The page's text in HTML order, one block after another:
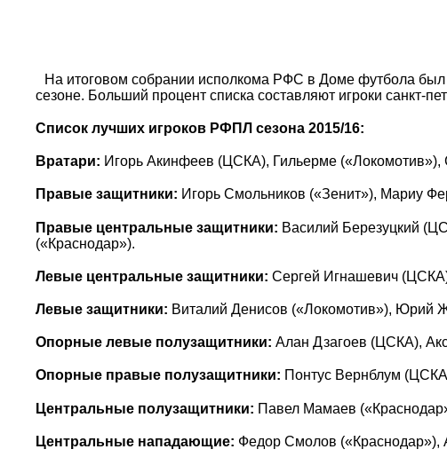
На итоговом собрании исполкома РФС в Доме футбола
сезоне. Больший процент списка составляют игроки санкт-
Список лучших игроков РФПЛ сезона 2015/16:
Вратари: Игорь Акинфеев (ЦСКА), Гильерме («Локомотив»),
Правые защитники: Игорь Смольников («Зенит»), Мариу
Правые центральные защитники: Василий Березуцкий
(«Краснодар»).
Левые центральные защитники: Сергей Игнашевич
Левые защитники: Виталий Денисов («Локомотив»), Юрий
Опорные левые полузащитники: Алан Дзагоев (ЦСКА),
Опорные правые полузащитники: Понтус Вернблум
Центральные полузащитники: Павел Мамаев
Центральные нападающие: Федор Смолов («Краснодар»),